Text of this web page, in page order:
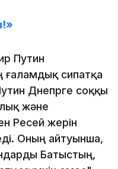
Путин
ғаламдық сипатқа
Днепрге соққы
және
Ресей жерін
Оның айтуынша,
Батыстың,